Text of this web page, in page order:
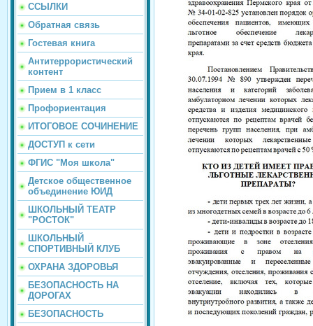
ССЫЛКИ
Обратная связь
Гостевая книга
Антитеррористический
контент
Прием в 1 класс
Профориентация
ИТОГОВОЕ СОЧИНЕНИЕ
ДОСТУП к сети
ФГИС "Моя школа"
Детское общественное
объединение ЮИД
ШКОЛЬНЫЙ ТЕАТР
"РОСТОК"
ШКОЛЬНЫЙ
СПОРТИВНЫЙ КЛУБ
ОХРАНА ЗДОРОВЬЯ
БЕЗОПАСНОСТЬ НА
ДОРОГАХ
БЕЗОПАСНОСТЬ